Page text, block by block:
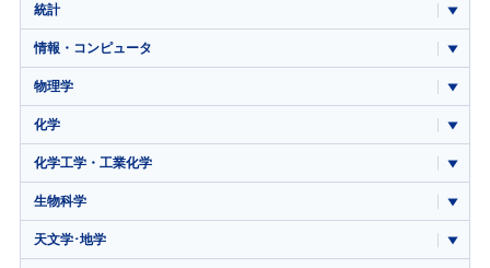
統計
情報・コンピュータ
物理学
化学
化学工学・工業化学
生物科学
天文学･地学